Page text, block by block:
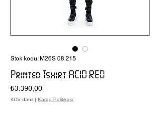
Stok kodu: M26S 08 215
Printed Tshirt ACID RED
₺3.390,00Fiyat
KDV dahil | Kargo Politikası